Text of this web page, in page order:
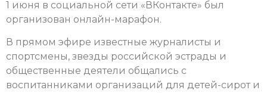
1 июня в социальной сети «ВКонтакте» был
организован онлайн-марафон.
В прямом эфире известные журналисты и
спортсмены, звезды российской эстрады и
общественные деятели общались с
воспитанниками организаций для детей-сирот и